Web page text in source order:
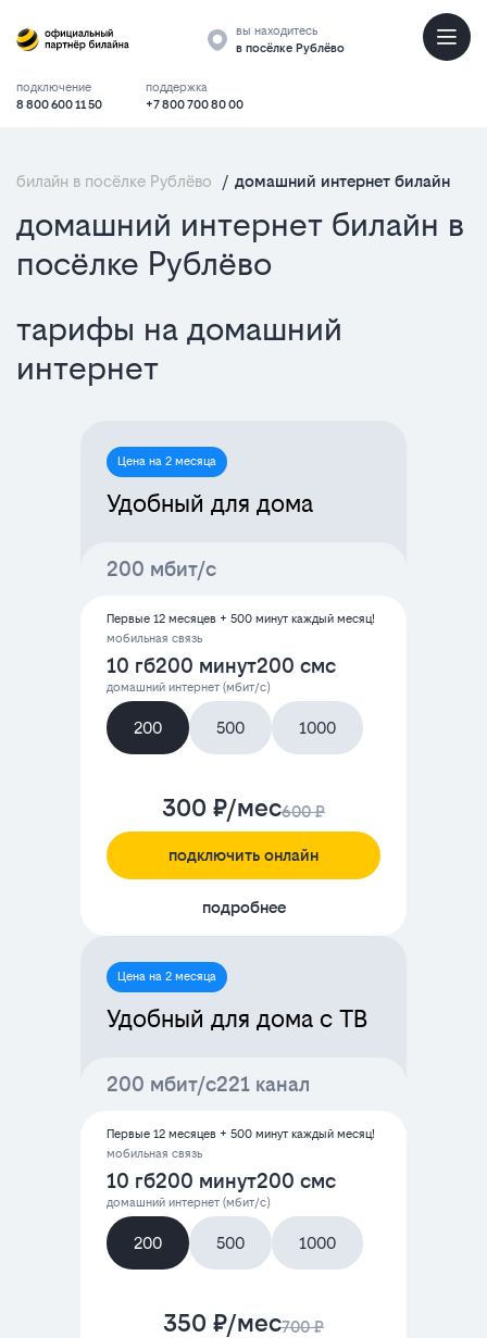
вы находитесь
в посёлке Рублёво
подключение
8 800 600 11 50
поддержка
+7 800 700 80 00
билайн в посёлке Рублёво / домашний интернет билайн
домашний интернет билайн в
посёлке Рублёво
тарифы на домашний
интернет
Цена на 2 месяца
Удобный для дома
200 мбит/с
Первые 12 месяцев + 500 минут каждый месяц!
мобильная связь
10 гб200 минут200 смс
домашний интернет (мбит/с)
200 500 1000
300 ₽/мес600 ₽
подключить онлайн
подробнее
Цена на 2 месяца
Удобный для дома с ТВ
200 мбит/с221 канал
Первые 12 месяцев + 500 минут каждый месяц!
мобильная связь
10 гб200 минут200 смс
домашний интернет (мбит/с)
200 500 1000
350 ₽/мес700 ₽